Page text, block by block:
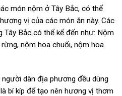
món nộm ở Tây Bắc, có thể
vị của các món ăn này. Các
Bắc có thể kể đến như: Nộm
nộm hoa chuối, nộm hoa
dân địa phương đều dùng
bí kíp để tạo nên hương vị thơm